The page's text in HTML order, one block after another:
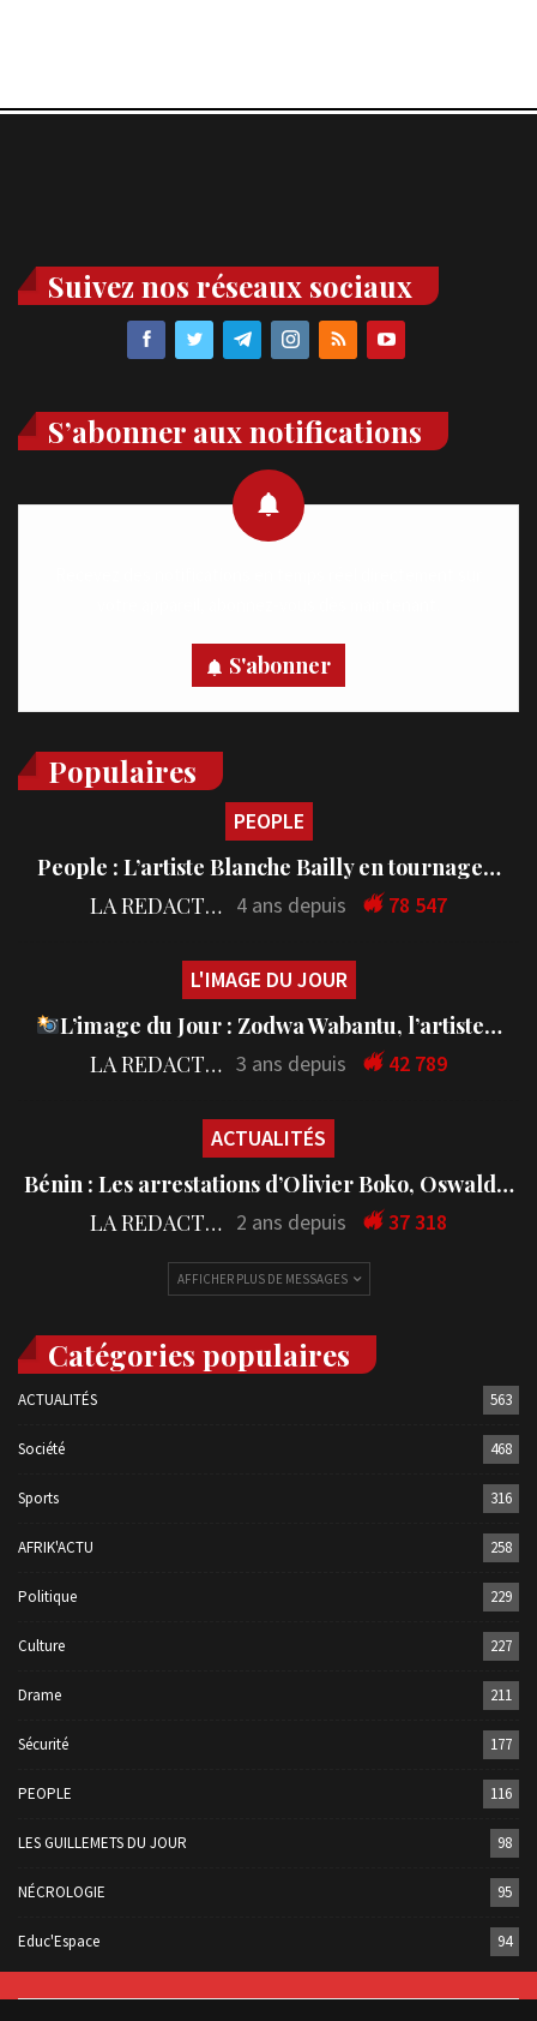
Suivez nos réseaux sociaux
S’abonner aux notifications
S'abonner
Populaires
PEOPLE
People : L’artiste Blanche Bailly en tournage…
LA REDACTION 4 ans depuis 78 547
L'IMAGE DU JOUR
L’image du Jour : Zodwa Wabantu, l’artiste…
LA REDACTION 3 ans depuis 42 789
ACTUALITÉS
Bénin : Les arrestations d’Olivier Boko, Oswald…
LA REDACTION 2 ans depuis 37 318
AFFICHER PLUS DE MESSAGES
Catégories populaires
ACTUALITÉS 563
Société 468
Sports 316
AFRIK'ACTU 258
Politique 229
Culture 227
Drame 211
Sécurité 177
PEOPLE 116
LES GUILLEMETS DU JOUR 98
NÉCROLOGIE 95
Educ'Espace 94